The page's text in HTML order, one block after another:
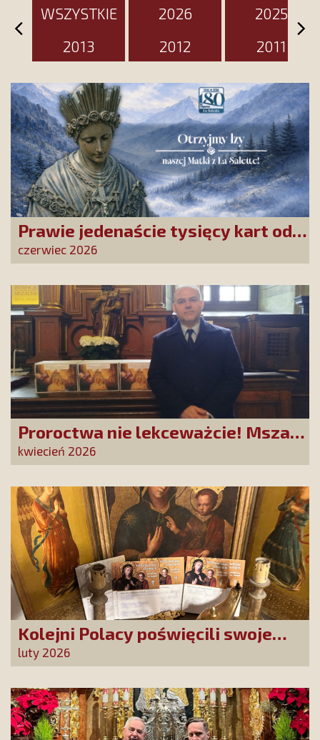
WSZYSTKIE 2026
2025
2013
2012 2011
Prawie jedenaście tysięcy kart od
Przyjaciół Stowarzyszenia
złożonych w La Salette!
czerwiec 2026
Proroctwa nie lekceważcie! Msza
Święta na Jasnej Górze –
dziękujemy za Waszą obecność!
kwiecień 2026
Kolejni Polacy poświęcili swoje
sprawy Matce Bożej Uzdrowienie
Chorych!
luty 2026